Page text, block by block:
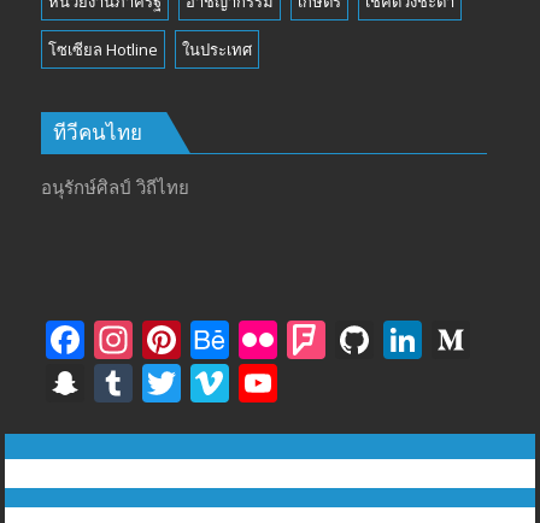
โซเซียล Hotline ในประเทศ
ทีวีคนไทย
อนุรักษ์ศิลป์ วิถีไทย
F
ac
e
b
o
In
st
a
gr
a
Pi
nt
er
e
st
B
e
h
a
n
Fli F
rs
q
Gi
u
b
Li
e
dI
u
m
S
n
a
p
T
u
m
bl
T
w
itt
er
Vi
m
e
o
o
u
T